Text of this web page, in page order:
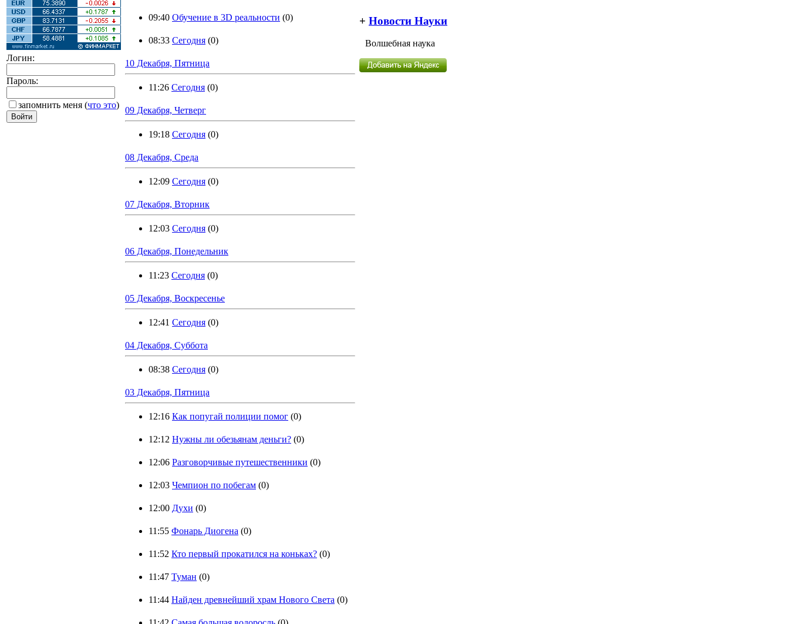
Логин:
Пароль:
запомнить меня (что это)
09:40 Обучение в 3D реальности (0)
08:33 Сегодня (0)
10 Декабря, Пятница
11:26 Сегодня (0)
09 Декабря, Четверг
19:18 Сегодня (0)
08 Декабря, Среда
12:09 Сегодня (0)
07 Декабря, Вторник
12:03 Сегодня (0)
06 Декабря, Понедельник
11:23 Сегодня (0)
05 Декабря, Воскресенье
12:41 Сегодня (0)
04 Декабря, Суббота
08:38 Сегодня (0)
03 Декабря, Пятница
12:16 Как попугай полиции помог (0)
12:12 Нужны ли обезьянам деньги? (0)
12:06 Разговорчивые путешественники (0)
12:03 Чемпион по побегам (0)
12:00 Духи (0)
11:55 Фонарь Диогена (0)
11:52 Кто первый прокатился на коньках? (0)
11:47 Туман (0)
11:44 Найден древнейший храм Нового Света (0)
+ Новости Науки
Волшебная наука